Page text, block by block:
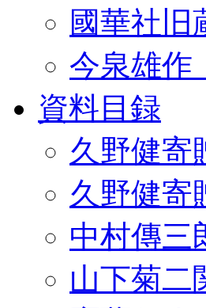
國華社旧
今泉雄作
資料目録
久野健寄
久野健寄
中村傳三
山下菊二